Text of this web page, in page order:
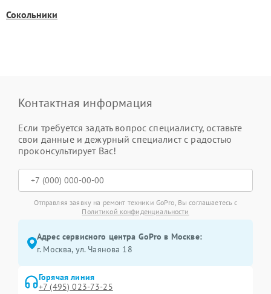
Сокольники
Контактная информация
Если требуется задать вопрос специалисту, оставьте
свои данные и дежурный специалист с радостью
проконсультирует Вас!
Отправляя заявку на ремонт техники GoPro, Вы соглашаетесь с
Политикой конфиденциальности
Адрес сервисного центра GoPro в Москве:
г. Москва, ул. Чаянова 18
Горячая линия
+7 (495) 023-73-25